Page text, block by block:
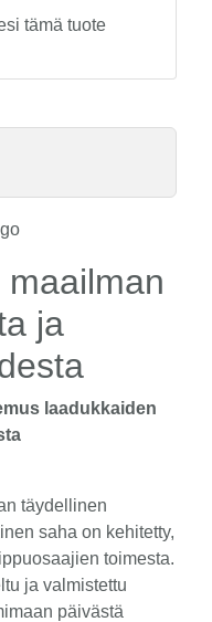
tämä tuote
ja
laadukkaiden
täydellinen
saha on kehitetty,
toimesta.
ja valmistettu
päivästä